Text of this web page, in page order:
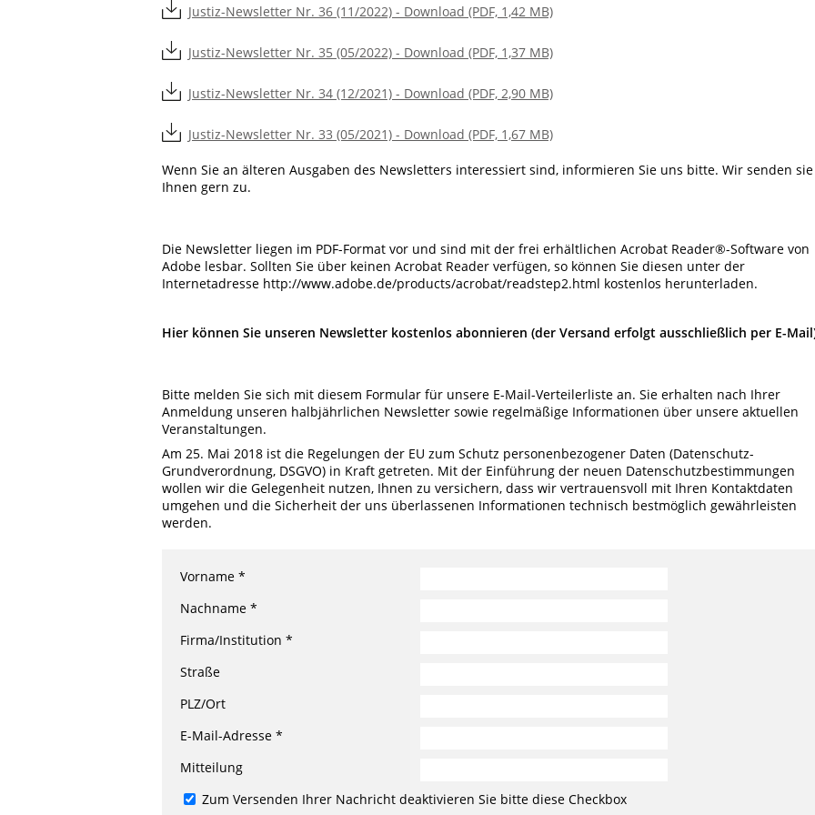
Justiz-Newsletter Nr. 36 (11/2022) - Download (PDF, 1,42 MB)
Justiz-Newsletter Nr. 35 (05/2022) - Download (PDF, 1,37 MB)
Justiz-Newsletter Nr. 34 (12/2021) - Download (PDF, 2,90 MB)
Justiz-Newsletter Nr. 33 (05/2021) - Download (PDF, 1,67 MB)
Wenn Sie an älteren Ausgaben des Newsletters interessiert sind, informieren Sie uns bitte. Wir senden sie
Ihnen gern zu.
Die Newsletter liegen im PDF-Format vor und sind mit der frei erhältlichen Acrobat Reader®-Software von
Adobe lesbar. Sollten Sie über keinen Acrobat Reader verfügen, so können Sie diesen unter der
Internetadresse http://www.adobe.de/products/acrobat/readstep2.html kostenlos herunterladen.
Hier können Sie unseren Newsletter kostenlos abonnieren (der Versand erfolgt ausschließlich per E-
Bitte melden Sie sich mit diesem Formular für unsere E-Mail-Verteilerliste an. Sie erhalten nach Ihrer
Anmeldung unseren halbjährlichen Newsletter sowie regelmäßige Informationen über unsere aktuellen
Veranstaltungen.
Am 25. Mai 2018 ist die Regelungen der EU zum Schutz personenbezogener Daten (Datenschutz-
Grundverordnung, DSGVO) in Kraft getreten. Mit der Einführung der neuen Datenschutzbestimmungen
wollen wir die Gelegenheit nutzen, Ihnen zu versichern, dass wir vertrauensvoll mit Ihren Kontaktdaten
umgehen und die Sicherheit der uns überlassenen Informationen technisch bestmöglich gewährleisten
werden.
Vorname *
Nachname *
Firma/Institution *
Straße
PLZ/Ort
E-Mail-Adresse *
Mitteilung
Zum Versenden Ihrer Nachricht deaktivieren Sie bitte diese Checkbox